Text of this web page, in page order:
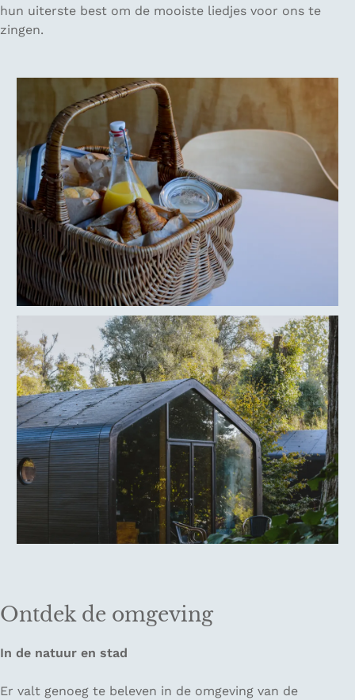
hun uiterste best om de mooiste liedjes voor ons te
zingen.
Ontdek de omgeving
In de natuur en stad
Er valt genoeg te beleven in de omgeving van de